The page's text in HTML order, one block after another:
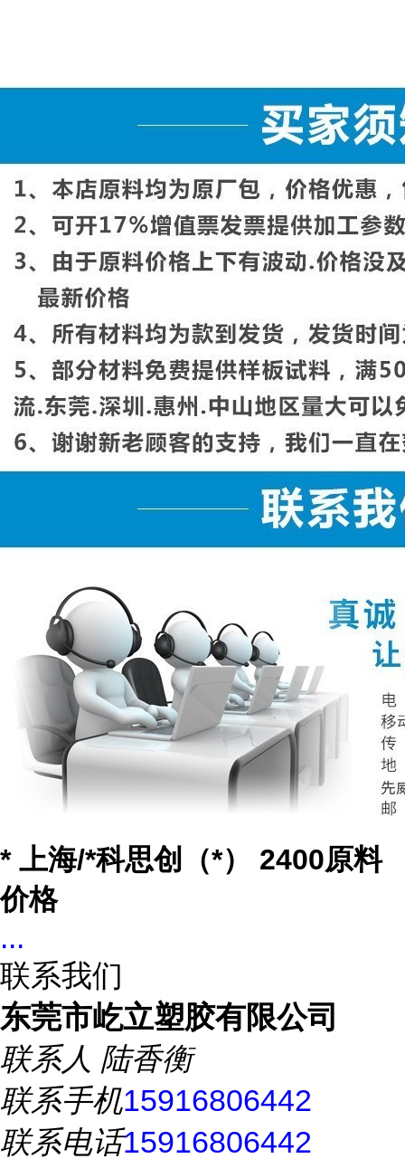
* 上海/*科思创（*） 2400原料
价格
...
联系我们
东莞市屹立塑胶有限公司
联系人 陆香衡
联系手机15916806442
联系电话15916806442